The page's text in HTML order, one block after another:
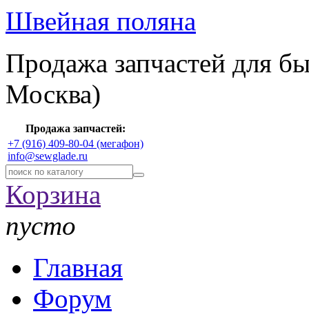
Швейная поляна
Продажа запчастей для
Москва)
Продажа запчастей:
+7 (916) 409-80-04 (мегафон)
info@sewglade.ru
Корзина
пусто
Главная
Форум